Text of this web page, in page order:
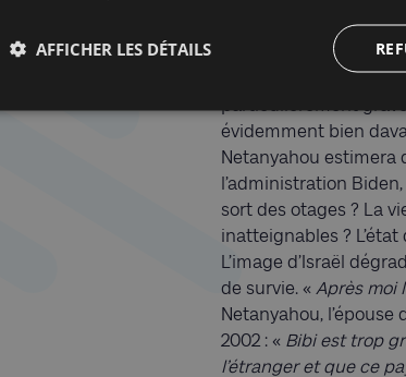
Netanyahou, qui
s’énervent, mais
symboliques, pour
particulièrement
évidemment bien
Netanyahou estimera
l’administration
sort des otages ? La
inatteignables ?
L’image d’Israël
de survie. « Après moi
Netanyahou,
2002 : « Bibi est trop
l’étranger et que ce
AFFICHER LES DÉTAILS